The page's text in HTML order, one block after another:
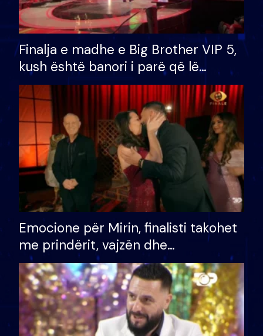
Finalja e madhe e Big Brother VIP 5,
kush është banori i parë që lë
shtëpinë dhe humb mundësinë për
të fituar çmimin e madh
Emocione për Mirin, finalisti takohet
me prindërit, vajzën dhe
bashkëshorten: S’kemi ndonjë letër
divorci apo jo?